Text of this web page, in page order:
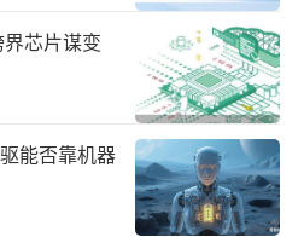
国企业也已经是经验丰
最深。2016年，当“海
洲杯赛场时，央视主持
芯片谋变
能否靠机器